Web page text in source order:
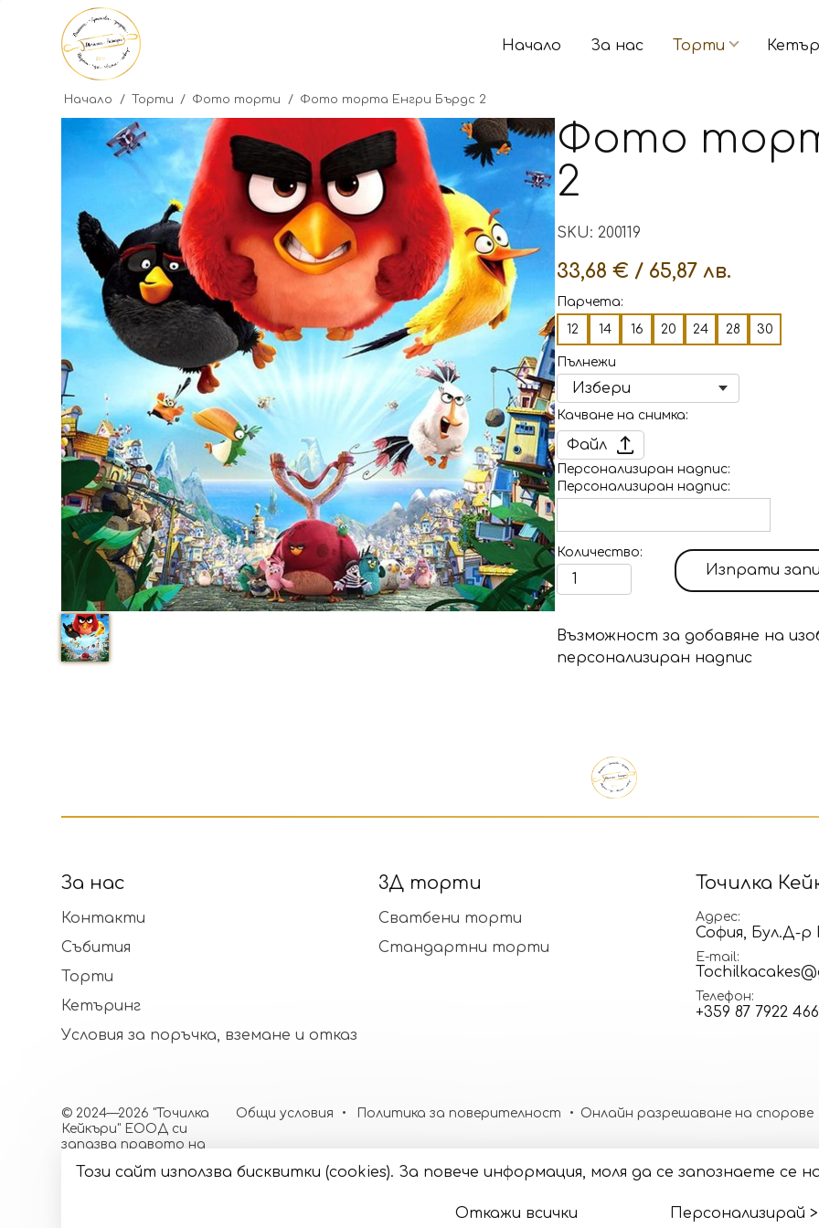
Начало За нас Торти
Начало / Торти / Фото торти / Фото торта Енгри Бърдс 2
Фото
2
SKU: 200119
33,68 € / 65,87 лв.
Парчета:
12
14 16 20 24 28 30
Пълнежи
Качване на снимка
Файл
Персонализиран надпис
Персонализиран надпис
Количество
Изпрати
Възможност за добавяне на
персонализиран надпис
За нас
Контакти
Събития
Торти
Кетъринг
Условия за поръчка, вземане и отказ
3Д торти
Сватбени торти
Стандартни торти
Точилка
Адрес
София, Бул.Д-
E-mail
Телефон
+359 87 7922 466
© 2024—2026 "Точилка
Кейкъри" ЕООД си
запазва правото на
декорацията и
Общи условия Политика за поверителност Онлайн разрешаване на спорове
Този сайт използва бисквитки (cookies). За повече информация, моля да се запознаете се
Откажи всички Персонализирай >